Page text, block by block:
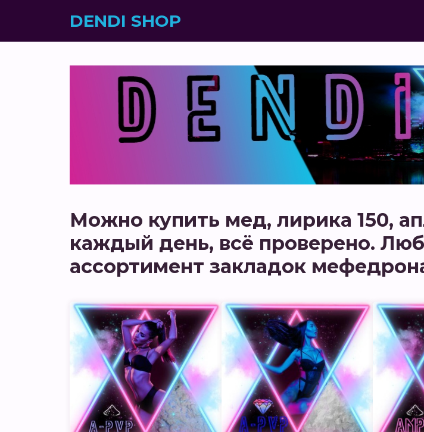
DENDI SHOP
Можно купить мед, лирика 150,
каждый день, всё проверено.
ассортимент закладок